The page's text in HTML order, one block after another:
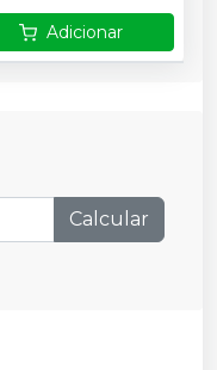
Adicionar
Calcular